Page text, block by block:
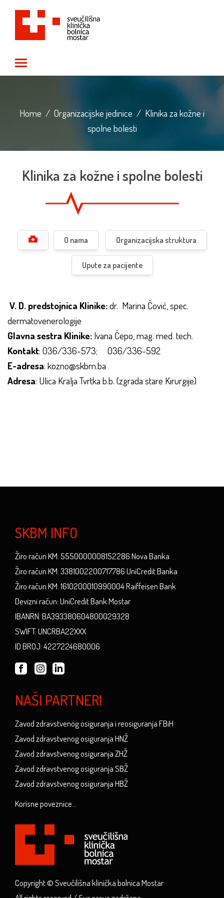
Home / Organizacijske jedinice / Klinika za kožne i
spolne bolesti
Klinika za kožne i spolne bolesti
O nama Organizacijska struktura
Upute za pacijente
V. D. predstojnica Klinike:dr. Marina Čović, spec.
dermatovenerologije
Glavna sestra Klinike: Ivana Čepo, mag. med. tech.
Kontakt: 036/336-573; 036/336-592
E-adresa: kozno@skbm.ba
Adresa: Ulica Kralja Tvrtka b.b. (zgrada stare Kirurgije)
SKBM INFO
Žiro račun KM: 5550000008152286 Nova Banka
Žiro račun KM: 3381002200717786 UniCredit Banka
Žiro račun KM: 1610200010990004 Raiffeisen Bank
Devizni račun: UniCredit Bank Mostar
IBANRN: BA393380604800029328
SWIFT: UNCRBA22XXX
ID BROJ: 4227224680006
NAŠI PARTNERI
Zavod zdravstvenog osiguranja i reosiguranja FBiH
Zavod zdravstvenog osiguranja HNŽ
Zavod zdravstvenog osiguranja ZHŽ
Zavod zdravstvenog osiguranja SBŽ
Zavod zdravstvenog osiguranja HBŽ
Korisne poveznice...
Copyright © Sveučilišna klinička bolnica Mostar